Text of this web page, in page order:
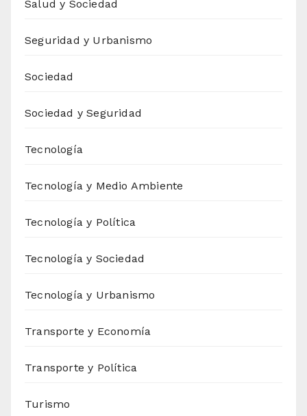
Salud y Sociedad
Seguridad y Urbanismo
Sociedad
Sociedad y Seguridad
Tecnología
Tecnología y Medio Ambiente
Tecnología y Política
Tecnología y Sociedad
Tecnología y Urbanismo
Transporte y Economía
Transporte y Política
Turismo